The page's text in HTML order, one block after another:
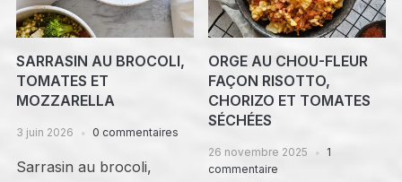
SARRASIN AU BROCOLI,
TOMATES ET
MOZZARELLA
3 juin 2026 0 commentaires
Sarrasin au brocoli,
ORGE AU CHOU-FLEUR
FAÇON RISOTTO,
CHORIZO ET TOMATES
SÉCHÉES
26 novembre 2025
1
commentaire